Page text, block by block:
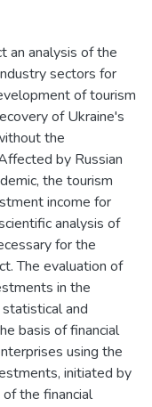
an analysis of the
sectors for
of tourism
of Ukraine's
the
by Russian
the tourism
income for
analysis of
for the
The evaluation of
in the
and
basis of financial
using the
initiated by
the financial